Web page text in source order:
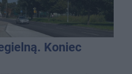
Koniec